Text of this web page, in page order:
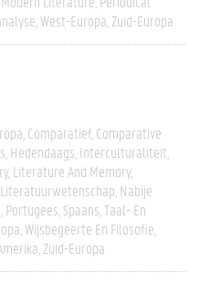
West-Europa Zuid-Europa
Comparatief Comparative
Hedendaags Interculturaliteit
Literature And Memory
Literatuurwetenschap Nabije
Portugees Spaans Taal- En
Wijsbegeerte En Filosofie
Zuid-Europa